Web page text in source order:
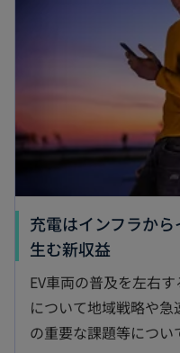
充電はインフラか
生む新収益
し
い
タ
EV車両の普及を左右
について地域戦略や
の重要な課題等につい